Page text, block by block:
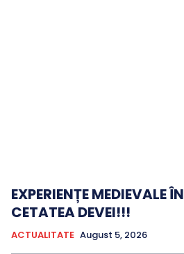
EXPERIENȚE MEDIEVALE ÎN
CETATEA DEVEI!!!
ACTUALITATE August 5, 2026